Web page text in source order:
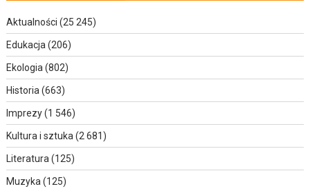
Aktualności (25 245)
Edukacja(206)
Ekologia(802)
Historia(663)
Imprezy(1 546)
Kultura i sztuka(2 681)
Literatura(125)
Muzyka(125)